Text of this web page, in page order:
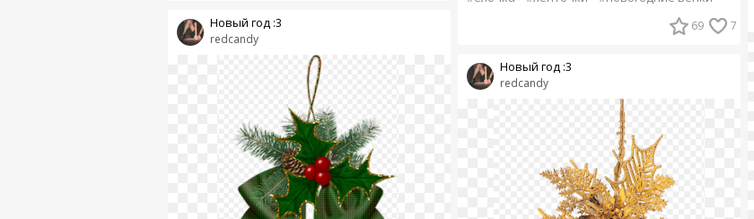
redcandy
Новый год :3 69 7
redcandy
Новый год :3